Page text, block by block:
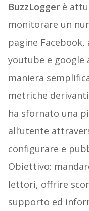
BuzzLoggerè
monitorare un
pagine
youtube e google
maniera
metriche
ha sfornato una
all’utente
configurare e
Obiettivo:
lettori, offrire
supporto ed